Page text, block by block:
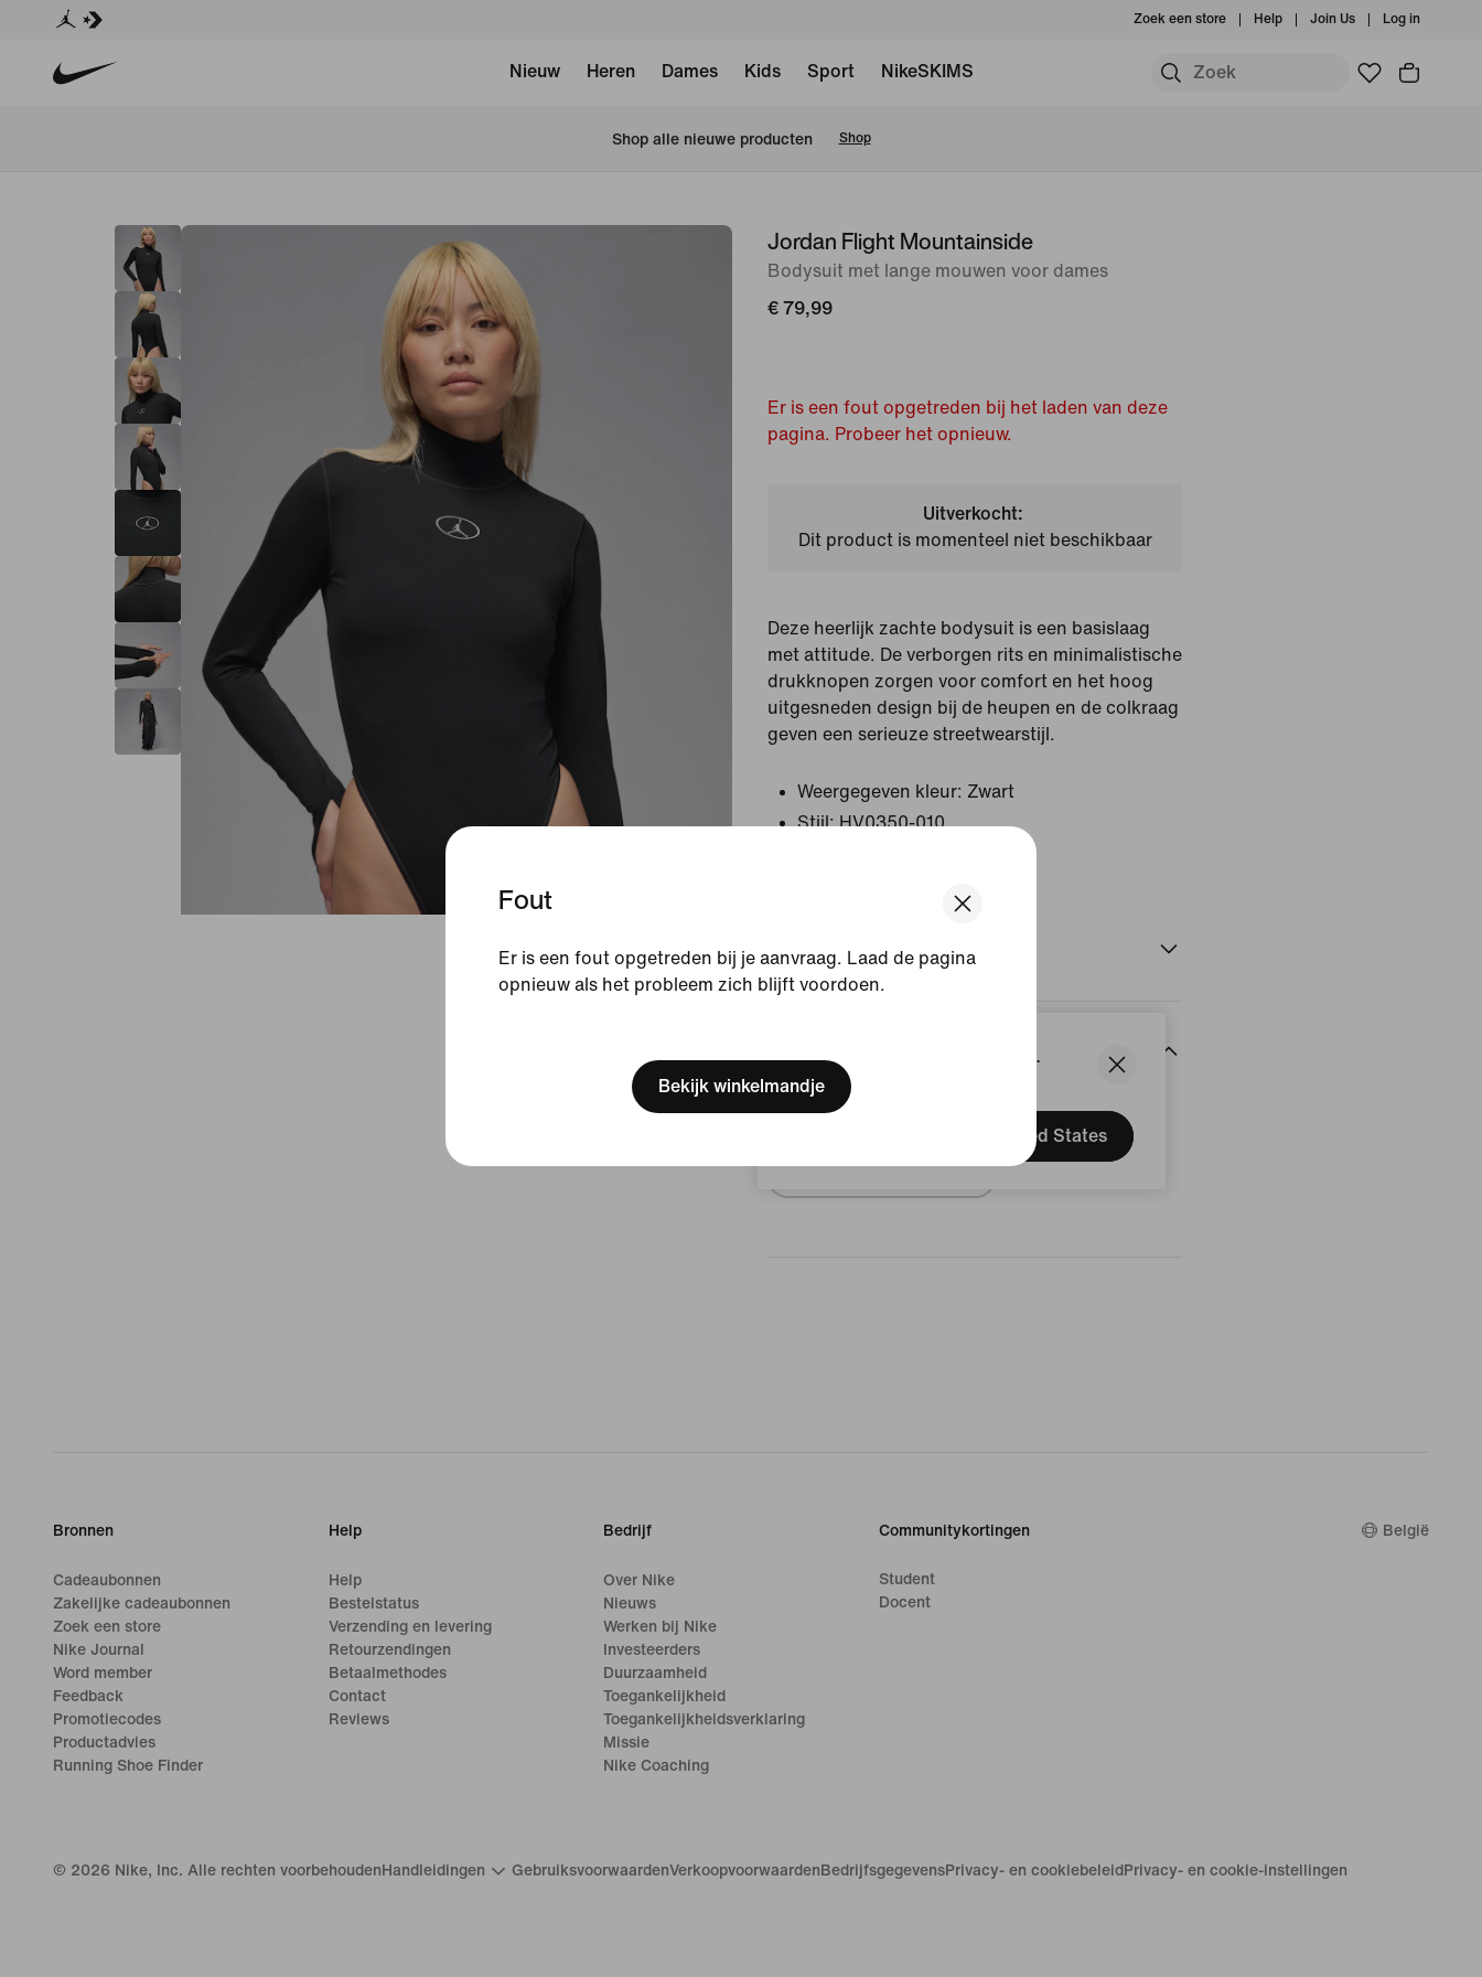
We think you are in United States.
Update your location?
United States
Fout
Er is een fout opgetreden bij je aanvraag. Laad de pagina
opnieuw als het probleem zich blijft voordoen.
Bekijk winkelmandje
Zoek een store Help Join Us Log in
Nieuw Heren Dames Kids Sport NikeSKIMS
Shop alle nieuwe producten Shop
afbeelding
Jordan Flight Mountainside
Bodysuit met lange mouwen voor dames
€ 79,99
Er is een fout opgetreden bij het laden van deze
pagina. Probeer het opnieuw.
Uitverkocht:
Dit product is momenteel niet beschikbaar
Deze heerlijk zachte bodysuit is een basislaag
met attitude. De verborgen rits en minimalistische
drukknopen zorgen voor comfort en het hoog
uitgesneden design bij de heupen en de colkraag
geven een serieuze streetwearstijl.
Weergegeven kleur: Zwart
Stijl: HV0350-010
Maat en pasvorm
Geen beoordelingen
Bronnen
Cadeaubonnen
Zakelijke cadeaubonnen
Zoek een store
Nike Journal
Word member
Feedback
Promotiecodes
Productadvies
Running Shoe Finder
Help
Help
Bestelstatus
Verzending en levering
Retourzendingen
Betaalmethodes
Contact
Reviews
Bedrijf
Over Nike
Nieuws
Werken bij Nike
Investeerders
Duurzaamheid
Toegankelijkheid
Toegankelijkheidsverklaring
Missie
Nike Coaching
Communitykortingen
Student
Docent
België
© 2026 Nike, Inc. Alle rechten voorbehouden Handleidingen GebruiksvoorwaardenVerkoopvoorwaarden BedrijfsgegevensPrivacy- en cookiebeleid Privacy- en cookie-instellingen